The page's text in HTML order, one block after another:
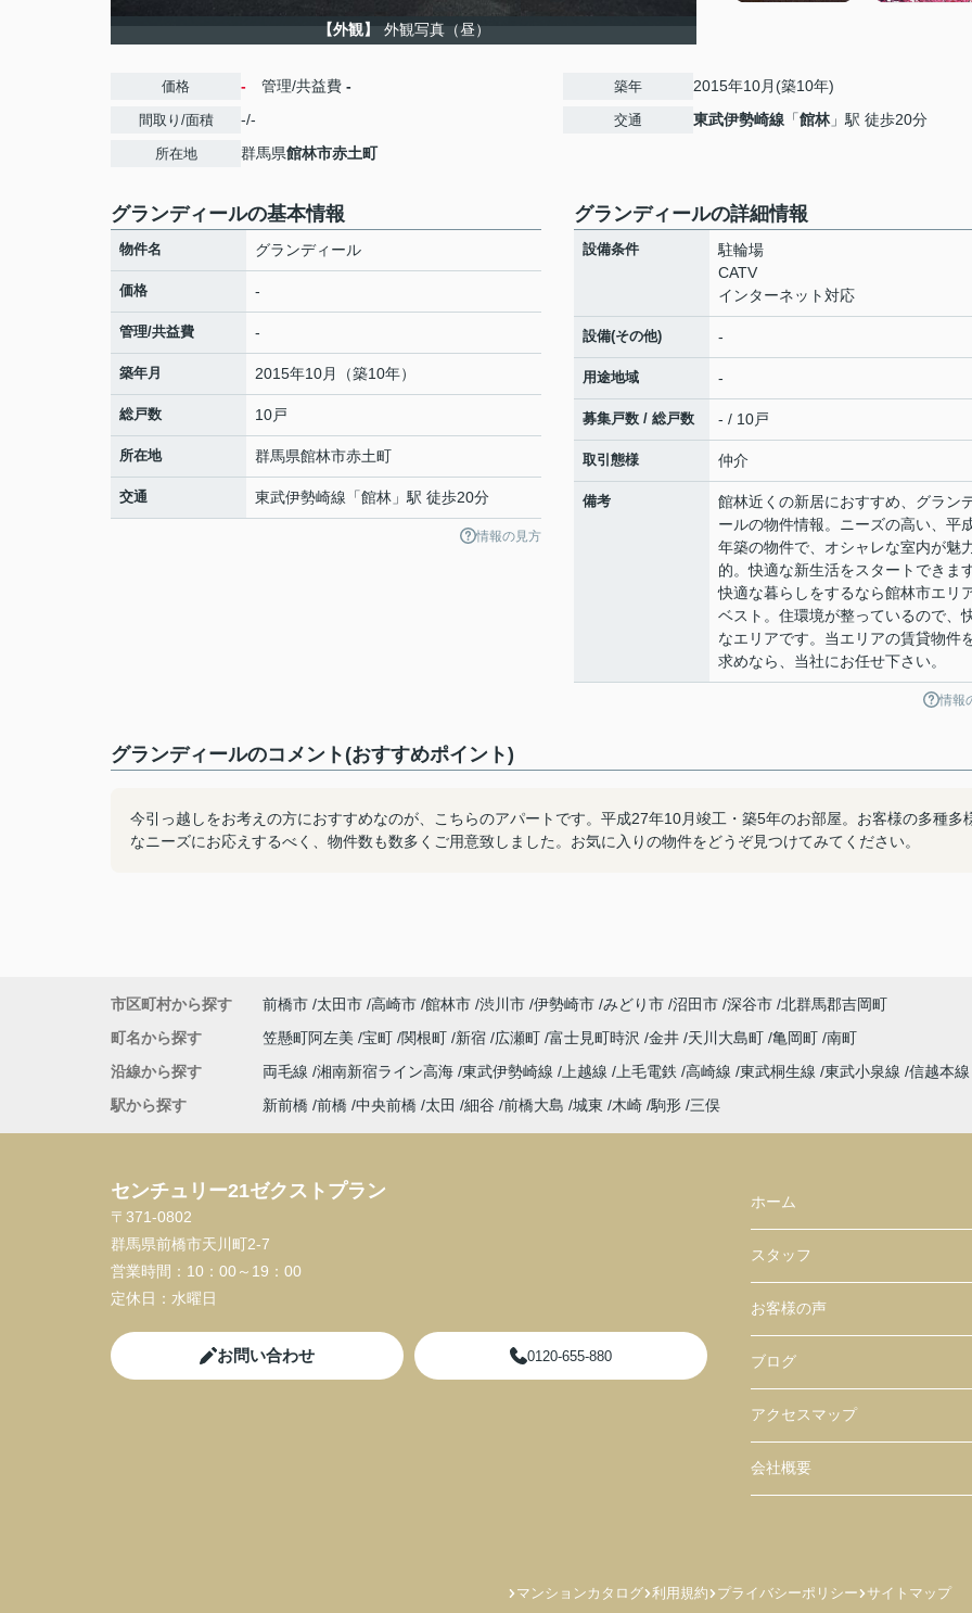
【外観】 外観写真（昼）
価格 - 管理/共益費 -
間取り/面積 -/-
所在地 群馬県館林市赤土町
築年 2015年10月(築10年)
交通 東武伊勢崎線 「館林」駅 徒歩20分
グランディールの基本情報
物件名 グランディール
価格 -
管理/共益費 -
築年月 2015年10月（築10年）
総戸数 10戸
所在地 群馬県館林市赤土町
交通 東武伊勢崎線 「館林 」駅 徒歩20分
情報の見方
グランディールの詳細情報
設備条件
駐輪場
CATV
インターネット対応
設備(その他) -
用途地域 -
募集戸数 / 総戸数 - / 10戸
取引態様 仲介
備考
館林近くの新居におすすめ、グラン
ールの物件情報。ニーズの高い、平
年築の物件で、オシャレな室内が魅
的。快適な新生活をスタートできます
快適な暮らしをするなら館林市エリ
ベスト。住環境が整っているので、
なエリアです。当エリアの賃貸物件
求めなら、当社にお任せ下さい。
情報
グランディールのコメント(おすすめポイント)
今引っ越しをお考えの方におすすめなのが、こちらのアパートです。平成27年10月竣工・築5年のお部屋。お客様の多種多
なニーズにお応えするべく、物件数も数多くご用意致しました。お気に入りの物件をどうぞ見つけてみてください。
市区町村から探す 前橋市 太田市 高崎市 館林市 渋川市 伊勢崎市 みどり市 沼田市 深谷市 北群馬郡吉岡町
町名から探す
笠懸町阿左美 宝町 関根町 新宿 広瀬町 富士見町時沢 金井 天川大島町 亀岡町 南町
沿線から探す
両毛線 湘南新宿ライン高海 東武伊勢崎線 上越線 上毛電鉄 高崎線 東武桐生線 東武小泉線 信越本線
駅から探す
新前橋 前橋 中央前橋 太田 細谷 前橋大島 城東 木崎 駒形 三俣
センチュリー21ゼクストプラン
〒371-0802
群馬県前橋市天川町2-7
営業時間： 10：00～19：00
定休日： 水曜日
お問い合わせ 0120-655-880
ホーム
スタッフ
お客様の声
ブログ
アクセスマップ
会社概要
マンションカタログ 利用規約 プライバシーポリシー サイトマップ